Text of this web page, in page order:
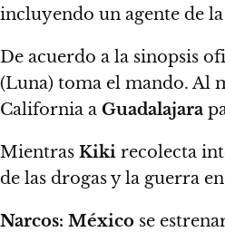
incluyendo un agente de la
De acuerdo a la sinopsis
(Luna) toma el mando. Al
California a Guadalajara
Mientras Kiki recolecta
de las drogas y la guerra
Narcos: México se